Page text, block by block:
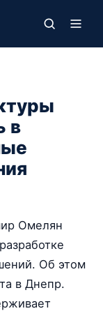
в
Омелян
Об этом
в Днепр.